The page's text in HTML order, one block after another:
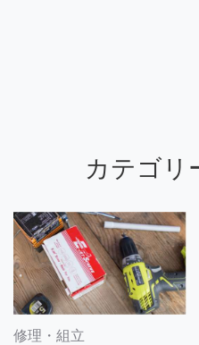
カテゴリ
修理・組立